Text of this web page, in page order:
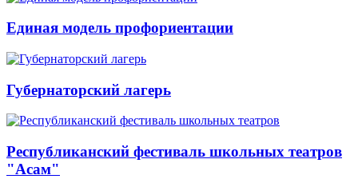
Единая модель профориентации
Губернаторский лагерь
Республиканский фестиваль школьных театров
"Асам"